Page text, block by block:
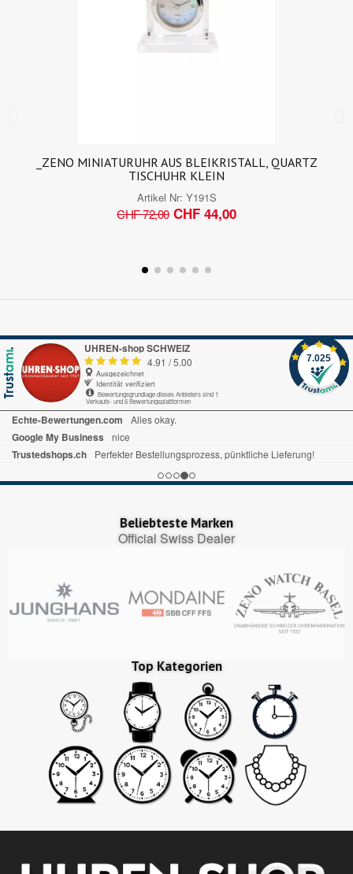
_ZENO MINIATURUHR AUS BLEIKRISTALL, QUARTZ
TISCHUHR KLEIN
Artikel Nr: Y191S
CHF 72,00 CHF 44,00
UHREN-shop SCHWEIZ
4.91 /5.00
Ausgezeichnet
Identität verifiziert
Bewertungsgrundlage dieses Anbieters sind 1
Verkaufs- und 6 Bewertungsplattformen
7.025
Echte-Bewertungen.com Alles okay.
Google My Business nice
Trustedshops.ch Perfekter Bestellungsprozess, pünktliche Lieferung!
Beliebteste Marken
Official Swiss Dealer
Top Kategorien